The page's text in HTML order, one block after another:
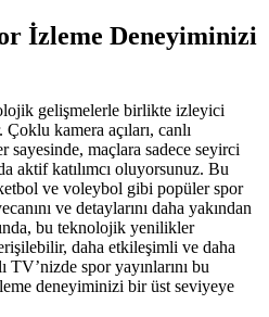
İzleme Deneyiminizi
gelişmelerle birlikte izleyici
kamera açıları, canlı
maçlara sadece seyirci
aktif katılımcı oluyorsunuz. Bu
ve voleybol gibi popüler spor
ve detaylarını daha yakından
bu teknolojik yenilikler
daha etkileşimli ve daha
TV’nizde spor yayınlarını bu
deneyiminizi bir üst seviyeye